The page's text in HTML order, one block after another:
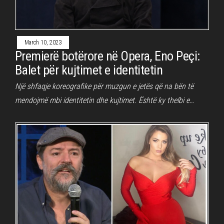
March 10, 2023
Premierë botërore në Opera, Eno Peçi:
Balet për kujtimet e identitetin
Një shfaqje koreografike për muzgun e jetës që na bën të
mendojmë mbi identitetin dhe kujtimet. Është ky thelbi e…